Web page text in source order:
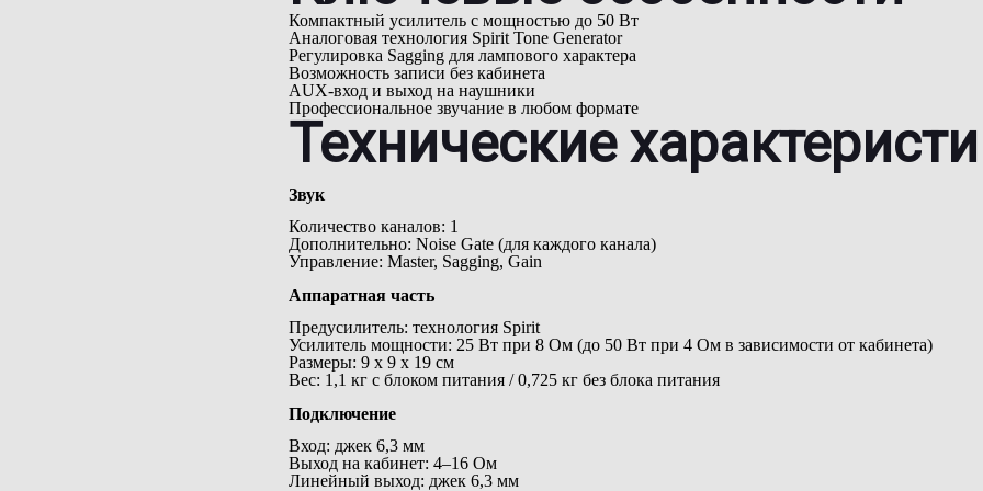
Компактный усилитель с мощностью до 50 Вт
Аналоговая технология Spirit Tone Generator
Регулировка Sagging для лампового характера
Возможность записи без кабинета
AUX-вход и выход на наушники
Профессиональное звучание в любом формате
Технические
Звук
Количество каналов: 1
Дополнительно: Noise Gate (для каждого канала)
Управление: Master, Sagging, Gain
Аппаратная часть
Предусилитель: технология Spirit
Усилитель мощности: 25 Вт при 8 Ом (до 50 Вт при 4 Ом в зависимости от кабинета)
Размеры: 9 x 9 x 19 см
Вес: 1,1 кг с блоком питания / 0,725 кг без блока питания
Подключение
Вход: джек 6,3 мм
Выход на кабинет: 4–16 Ом
Линейный выход: джек 6,3 мм